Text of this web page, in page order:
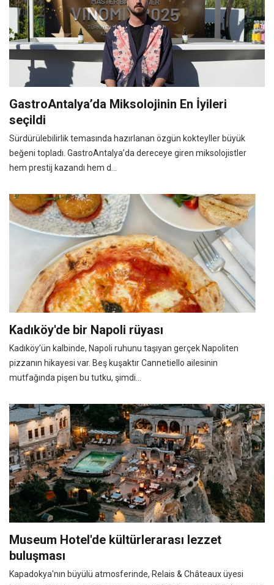
GastroAntalya’da Miksolojinin En İyileri
seçildi
Sürdürülebilirlik temasında hazırlanan özgün kokteyller büyük
beğeni topladı. GastroAntalya’da dereceye giren miksolojistler
hem prestij kazandı hem d...
Kadıköy'de bir Napoli rüyası
Kadıköy’ün kalbinde, Napoli ruhunu taşıyan gerçek Napoliten
pizzanın hikayesi var. Beş kuşaktır Cannetiello ailesinin
mutfağında pişen bu tutku, şimdi...
Museum Hotel'de kültürlerarası lezzet
buluşması
Kapadokya'nın büyülü atmosferinde, Relais & Châteaux üyesi